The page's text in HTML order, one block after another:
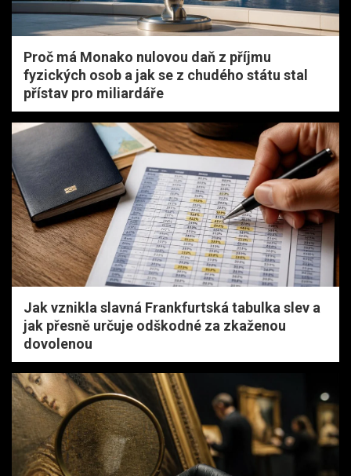
Proč má Monako nulovou daň z příjmu
fyzických osob a jak se z chudého státu stal
přístav pro miliardáře
Jak vznikla slavná Frankfurtská tabulka slev a
jak přesně určuje odškodné za zkaženou
dovolenou